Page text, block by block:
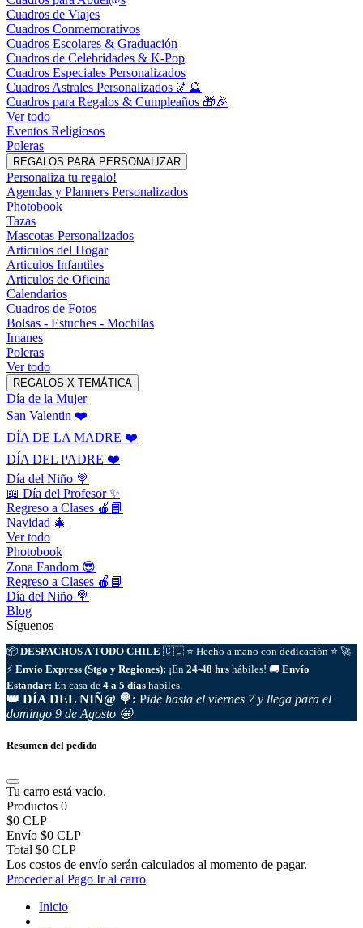
Cuadros de Viajes
Cuadros Conmemorativos
Cuadros Escolares & Graduación
Cuadros de Celebridades & K-Pop
Cuadros Especiales Personalizados
Cuadros Astrales Personalizados 🌌🔮
Cuadros para Regalos & Cumpleaños 🎁🎉
Ver todo
Eventos Religiosos
Poleras
REGALOS PARA PERSONALIZAR
Personaliza tu regalo!
Agendas y Planners Personalizados
Photobook
Tazas
Mascotas Personalizados
Articulos del Hogar
Articulos Infantiles
Articulos de Oficina
Calendarios
Cuadros de Fotos
Bolsas - Estuches - Mochilas
Imanes
Poleras
Ver todo
REGALOS X TEMÁTICA
Día de la Mujer
San Valentin ❤️
DÍA DE LA MADRE ❤️
DÍA DEL PADRE ❤️
Día del Niño 🍭
📖 Día del Profesor ✨
Regreso a Clases 🍎📘
Navidad 🎄
Ver todo
Photobook
Zona Fandom 😎
Regreso a Clases 🍎📘
Día del Niño 🍭
Blog
Síguenos
📦 DESPACHOS A TODO CHILE 🇨🇱 ⭐ Hecho a mano con dedicación ⭐ 🚀
⚡ Envío Express (Stgo y Regiones): ¡En 24-48 hrs hábiles! 🚚 Envío
Estándar: En casa de 4 a 5 días hábiles.
👑 DÍA DEL NIÑ@ 🍭: Pide hasta el viernes 7 y llega para el
domingo 9 de Agosto 🤩
Resumen del pedido
Tu carro está vacío.
Productos 0
$0 CLP
Envío $0 CLP
Total $0 CLP
Los costos de envío serán calculados al momento de pagar.
Proceder al Pago Ir al carro
Inicio